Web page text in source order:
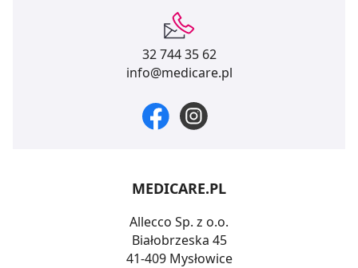
32 744 35 62
info@medicare.pl
MEDICARE.PL
Allecco Sp. z o.o.
Białobrzeska 45
41-409 Mysłowice